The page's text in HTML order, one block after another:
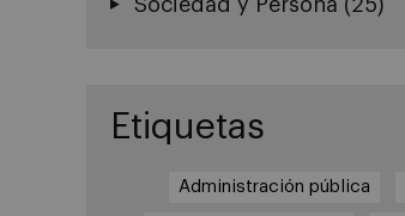
Sociedad y Persona (25)
Etiquetas
Administración pública